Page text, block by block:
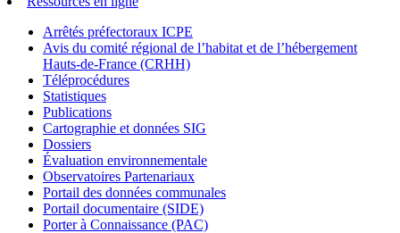
Arrêtés préfectoraux ICPE
Avis du comité régional de l’habitat et de l’hébergement
Hauts-de-France (CRHH)
Téléprocédures
Statistiques
Publications
Cartographie et données SIG
Dossiers
Évaluation environnementale
Observatoires Partenariaux
Portail des données communales
Portail documentaire (SIDE)
Porter à Connaissance (PAC)